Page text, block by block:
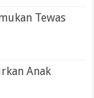
Tewas
Anak